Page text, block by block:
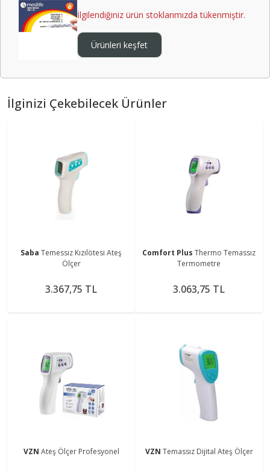
İlgilendiğiniz ürün stoklarımızda tükenmiştir.
Ürünleri keşfet
İlginizi Çekebilecek Ürünler
Saba Temessız Kızılötesi Ateş
Ölçer
3.367,75 TL
Comfort Plus Thermo Temassız
Termometre
3.063,75 TL
VZN Ateş Ölçer Profesyonel VZN Temassız Dijital Ateş Ölçer